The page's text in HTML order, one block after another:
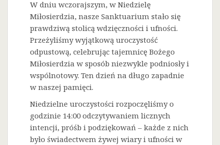
W dniu wczorajszym, w Niedzielę
Miłosierdzia, nasze Sanktuarium stało się
prawdziwą stolicą wdzięczności i ufności.
Przeżyliśmy wyjątkową uroczystość
odpustową, celebrując tajemnicę Bożego
Miłosierdzia w sposób niezwykle podniosły i
wspólnotowy. Ten dzień na długo zapadnie
w naszej pamięci.
Niedzielne uroczystości rozpoczęliśmy o
godzinie 14:00 odczytywaniem licznych
intencji, próśb i podziękowań – każde z nich
było świadectwem żywej wiary i ufności w